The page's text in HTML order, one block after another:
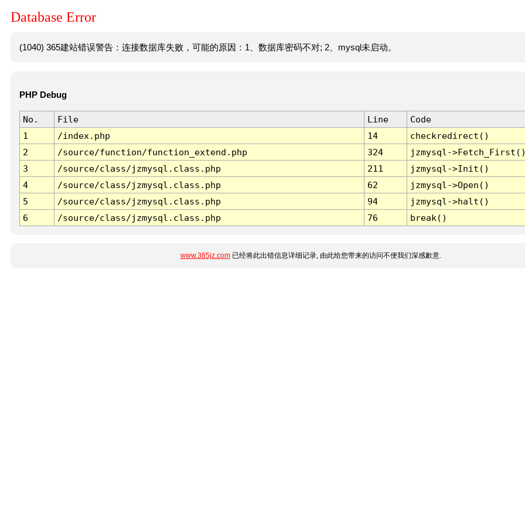
Database Error
(1040) 365建站错误警告：连接数据库失败，可能的原因：1、数据库密码不对; 2、mysql未启动。
PHP Debug
No. File Line
Code
1
/index.php 14
checkredirect()
2
/source/function/function_extend.php 324
jzmysql-
3
/source/class/jzmysql.class.php 211
jzmysql->Init()
4
/source/class/jzmysql.class.php 62
jzmysql->Open()
5
/source/class/jzmysql.class.php 94
jzmysql->halt()
6
/source/class/jzmysql.class.php 76 break()
www.365jz.com已经将此出错信息详细记录, 由此给您带来的访问不便我们深感歉意.